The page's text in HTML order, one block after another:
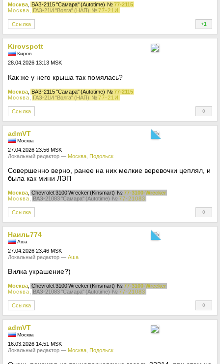
Москва ВАЗ-2115 "Самара" (Autotime) №77-2115
Москва
ГАЗ-21И "Волга" (НАП) № 77-21И
Ссылка
+1
+1
Kirovspott
Киров
28.04.2026 13:13 MSK
Как же у него крыша так помялась?
Москва ВАЗ-2115 "Самара" (Autotime) №77-2115
Москва
ГАЗ-21И "Волга" (НАП) № 77-21И
Ссылка
0
+0
admVT
Москва
27.04.2026 23:56 MSK
Локальный редактор — Москва Подольск
Совершенно верно, ранее на них мелкие веревочки цеплял, и
была как мини ЛЭП
Москва Chevrolet 3100 Wrecker (Kinsmart) №77-3100-Wrecker
Москва
ВАЗ-21083 "Самара" (Autotime) № 77-21083
Ссылка
0
+0
Наиль774
Аша
27.04.2026 23:46 MSK
Локальный редактор — Аша
Вилка украшение?)
Москва Chevrolet 3100 Wrecker (Kinsmart) №77-3100-Wrecker
Москва
ВАЗ-21083 "Самара" (Autotime) № 77-21083
Ссылка
0
+0
admVT
Москва
16.03.2026 14:51 MSK
Локальный редактор — Москва Подольск